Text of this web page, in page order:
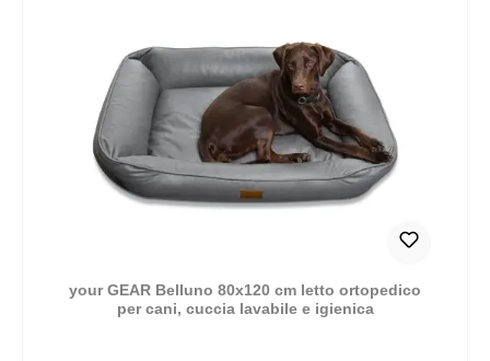
your GEAR Belluno 80x120 cm letto ortopedico
per cani, cuccia lavabile e igienica